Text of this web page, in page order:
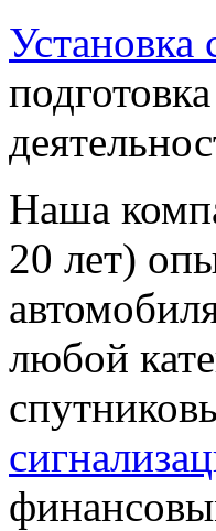
Установка
Наша
20 лет)
любой